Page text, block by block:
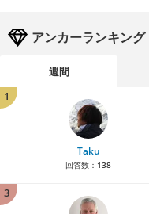
アンカーランキング
週間
1
Taku
回答数： 138
3